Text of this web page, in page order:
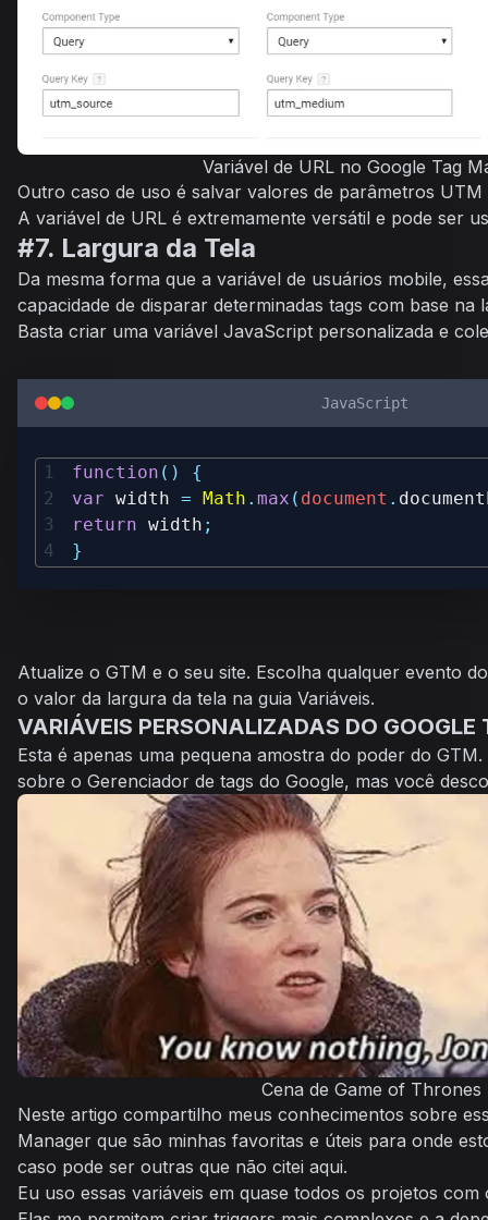
Variável de URL no Google Tag
Outro caso de uso é salvar valores de parâmetros
A variável de URL é extremamente versátil e pode ser
#7. Largura da Tela
Da mesma forma que a variável de usuários mobile,
capacidade de disparar determinadas tags com base na
Basta criar uma variável JavaScript personalizada e
JavaScript
function ( )
{
var width = Math . max ( document .
return width ;
}
Atualize o GTM e o seu site. Escolha qualquer evento
o valor da largura da tela na guia Variáveis.
VARIÁVEIS PERSONALIZADAS DO GOOGLE
Esta é apenas uma pequena amostra do poder do
sobre o Gerenciador de tags do Google, mas você
Cena de Game of Thrones
Neste artigo compartilho meus conhecimentos sobre
Manager que são minhas favoritas e úteis para onde
caso pode ser outras que não citei aqui.
Eu uso essas variáveis em quase todos os projetos